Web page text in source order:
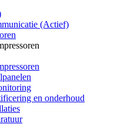
(Actief)
en onderhoud